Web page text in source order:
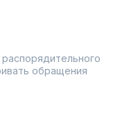
обращения